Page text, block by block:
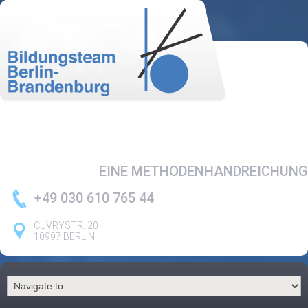
EINE METHODENHANDREICHUNG
+49 030 610 765 44
CUVRYSTR. 20
10997 BERLIN